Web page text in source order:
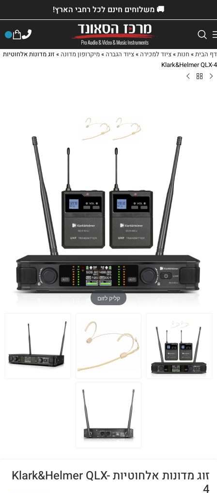
🚚 משלוחים חינם לכל רחבי הארץ!
דף הבית» חנות»ציוד למכירה »ציוד הגברה »מיקרופון מדונה » זוג מדונות אלחוטיות
Klark&Helmer QLX-4
קליק לזום
זוג מדונות אלחוטיות Klark&Helmer QLX-
4